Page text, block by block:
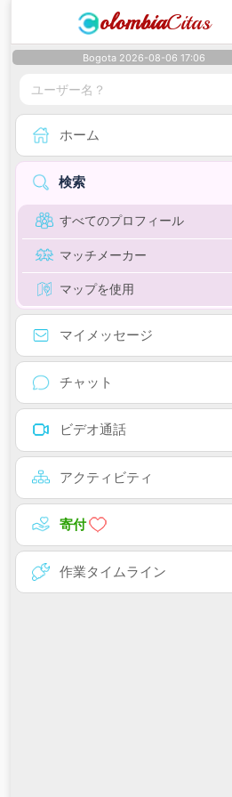
olombiaCitas
Bogota 2026-08-06 17:06
ホーム
検索
すべてのプロフィール
マッチメーカー
マップを使用
マイメッセージ
チャット
ビデオ通話
アクティビティ
寄付
作業タイムライン